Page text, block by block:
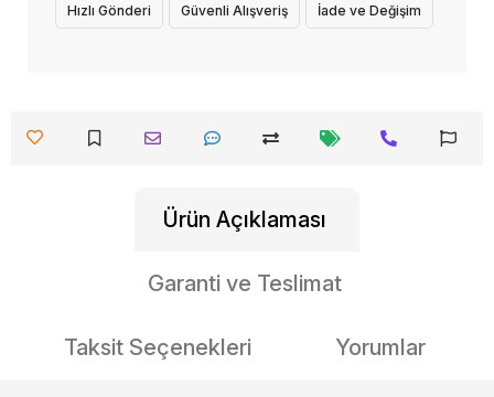
Hızlı Gönderi Güvenli Alışveriş İade ve Değişim
Ürün Açıklaması
Garanti ve Teslimat
Taksit Seçenekleri Yorumlar